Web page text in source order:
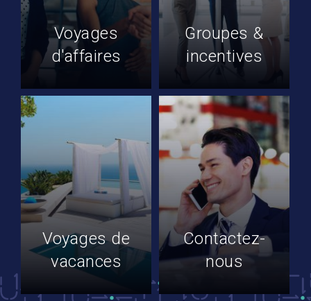
Voyages
d'affaires
Groupes &
incentives
Voyages de
vacances
Contactez-
nous